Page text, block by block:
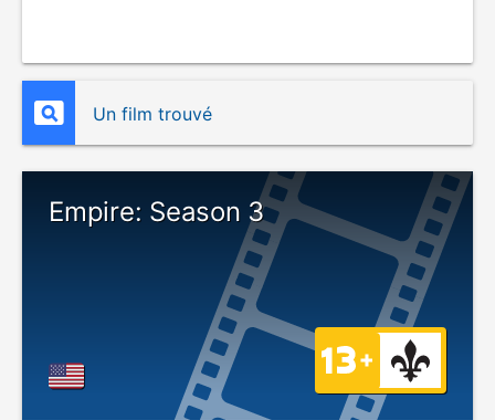
Un film trouvé
Empire: Season 3